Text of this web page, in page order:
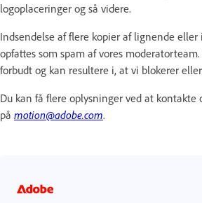
logoplaceringer og så videre.
Indsendelse af flere kopier af lignende
opfattes som spam af vores
forbudt og kan resultere i, at vi blokerer
Du kan få flere oplysninger ved at kontakte
på motion@adobe.com.